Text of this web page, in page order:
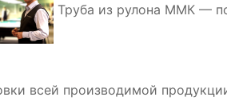
Труба из рулона ММК —
всей производимой